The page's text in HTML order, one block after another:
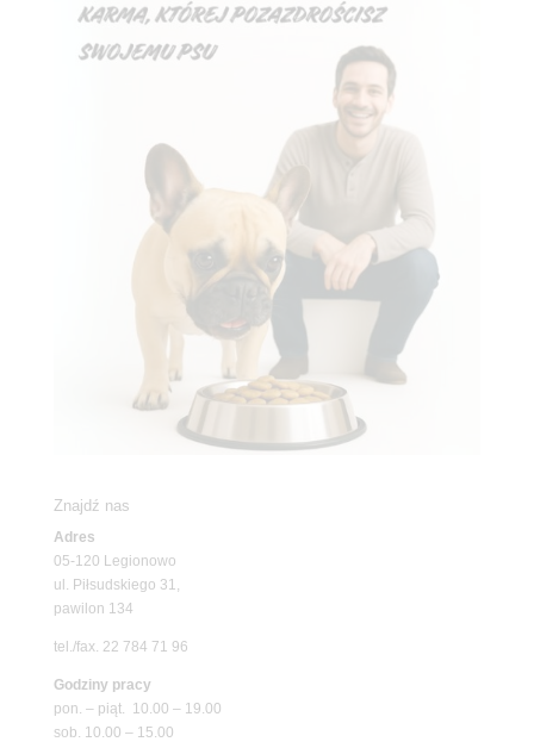
Znajdź nas
Adres
05-120 Legionowo
ul. Piłsudskiego 31,
pawilon 134
tel./fax. 22 784 71 96
Godziny pracy
pon. – piąt. 10.00 – 19.00
sob. 10.00 – 15.00